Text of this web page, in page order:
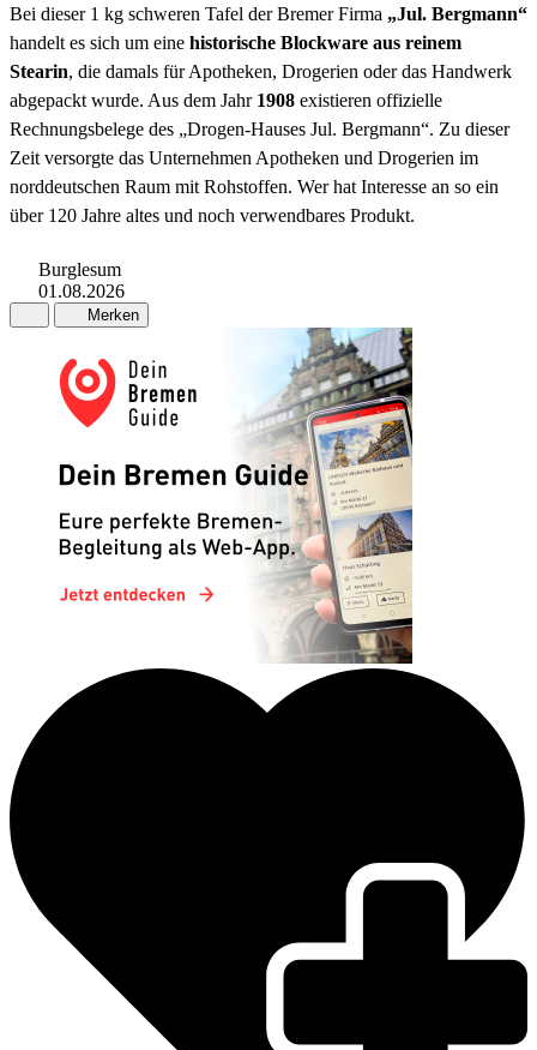
Bei dieser 1 kg schweren Tafel der Bremer Firma „Jul. Bergmann“
handelt es sich um eine historische Blockware aus reinem
Stearin, die damals für Apotheken, Drogerien oder das Handwerk
abgepackt wurde. Aus dem Jahr 1908 existieren offizielle
Rechnungsbelege des „Drogen-Hauses Jul. Bergmann“. Zu dieser
Zeit versorgte das Unternehmen Apotheken und Drogerien im
norddeutschen Raum mit Rohstoffen. Wer hat Interesse an so ein
über 120 Jahre altes und noch verwendbares Produkt.
Burglesum
01.08.2026
Merken